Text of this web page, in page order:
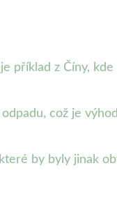
příklad z Číny,
což je
by byly jinak